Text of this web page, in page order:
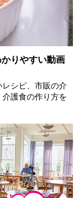
りやすい動画
シピ、市販の介
護食の作り方を